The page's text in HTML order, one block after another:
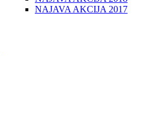
NAJAVA AKCIJA 2017